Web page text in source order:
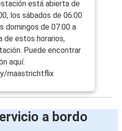
está abierta de
los sábados de 06:00
domingos de 07:00 a
de estos horarios,
Puede encontrar
aquí:
maastrichtflix
a bordo